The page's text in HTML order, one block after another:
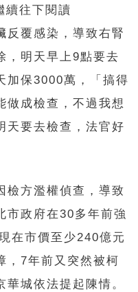
續往下閱讀
反覆感染，導致右腎
，明天早上9點要去
加保3000萬，「搞得
做成檢查，不過我想
天要去檢查，法官好
檢方濫權偵查，導致
市政府在30多年前強
在市價至少240億元
，7年前又突然被柯
城依法提起陳情。